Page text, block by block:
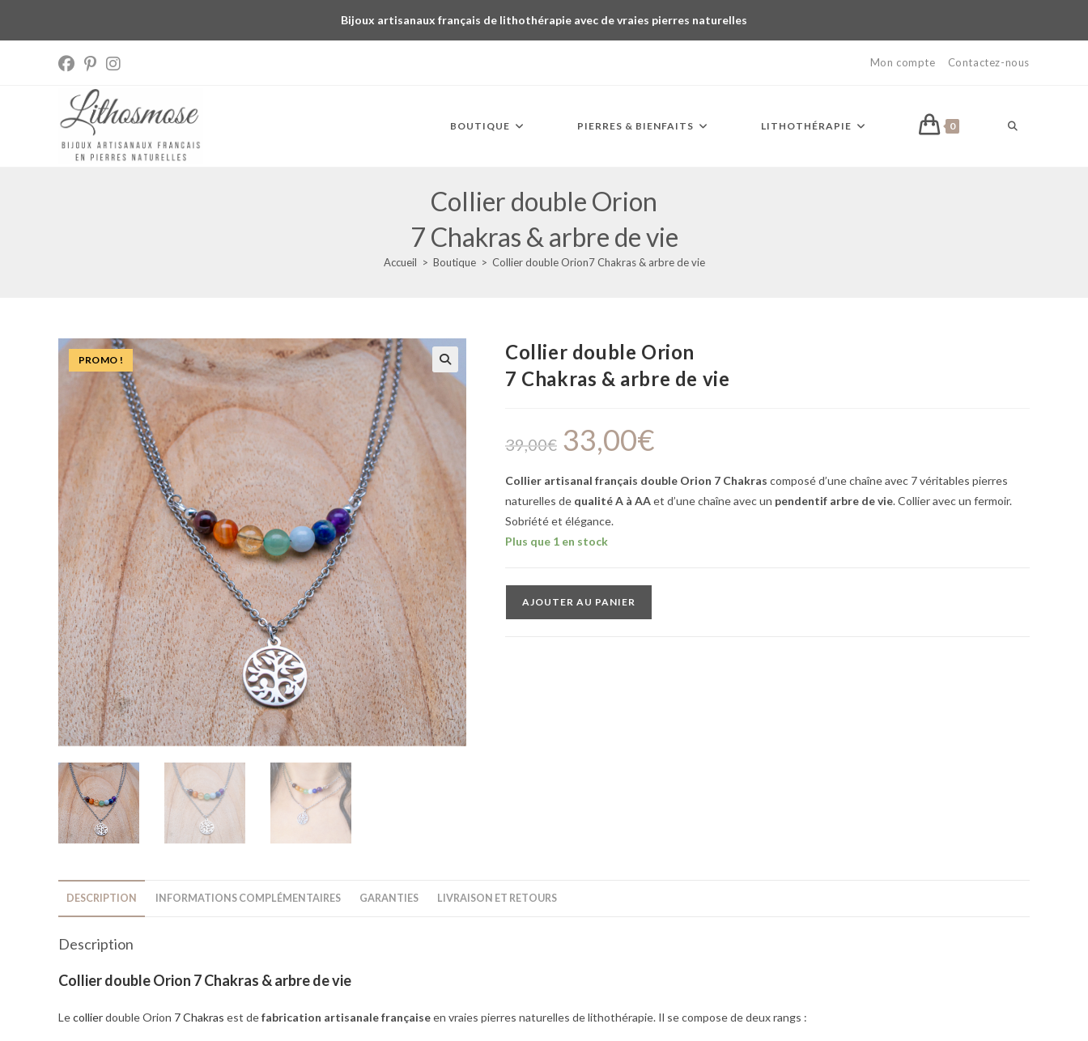
Bijoux artisanaux français de lithothérapie avec de vraies pierres naturelles
Mon compte Contactez-nous
BOUTIQUE PIERRES & BIENFAITS LITHOTHÉRAPIE 0
Collier double Orion
7 Chakras & arbre de vie
Accueil > Boutique > Collier double Orion7 Chakras & arbre de vie
PROMO !
Collier double Orion
7 Chakras & arbre de vie
39,00€ 33,00€
Collier artisanal français double Orion 7 Chakras composé d’une chaîne avec 7 véritables pierres
naturelles de qualité A à AAet d’une chaîne avec un pendentif arbre de vie. Collier avec un fermoir.
Sobriété et élégance.
Plus que 1 en stock
AJOUTER AU PANIER
DESCRIPTION INFORMATIONS COMPLÉMENTAIRES GARANTIES LIVRAISON ET RETOURS
Description
Collier double Orion 7 Chakras & arbre de vie
Lecollierdouble Orion 7 Chakras est defabrication artisanale françaiseen vraies pierres naturelles de lithothérapie. Il se compose de deux rangs :